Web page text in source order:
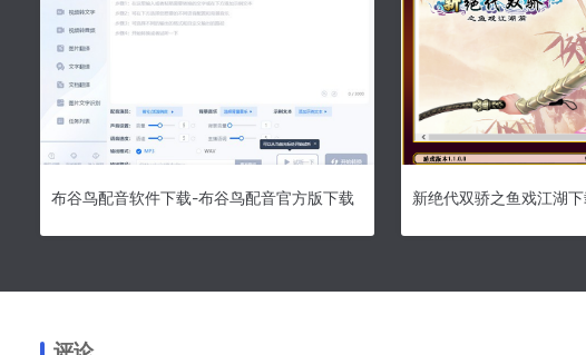
布谷鸟配音软件下载-布谷鸟配音官方版下载